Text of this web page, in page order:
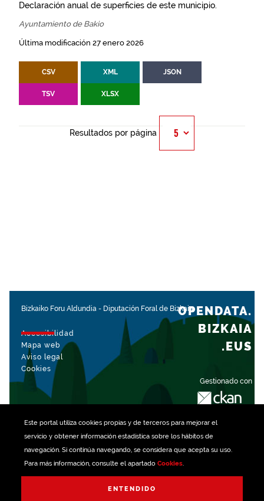
Este portal utiliza cookiespropias y de terceros para mejorar el
servicio y obtener información estadística sobre los hábitos de
navegación. Si continúa navegando, se considera que acepta su uso.
Para más información, consulte el apartado Cookies.
ENTENDIDO
Declaración anual de superficies de este municipio.
Ayuntamiento de Bakio
Última modificación 27 enero 2026
CSV XML JSON
TSV XLSX
Resultados por página
Bizkaiko Foru Aldundia - Diputación Foral de Bizkaia
Accesibilidad
Mapa web
Aviso legal
Cookies
Gestionado con
OPENDATA.
BIZKAIA
.EUS